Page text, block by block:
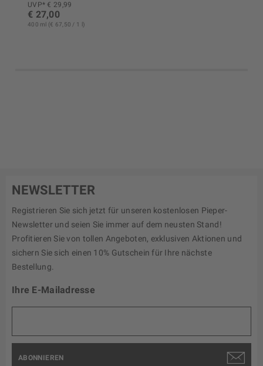
UVP* € 29,99
€ 27,00
400 ml (€ 67,50 / 1 l)
NEWSLETTER
Registrieren Sie sich jetzt für unseren kostenlosen Pieper-
Newsletter und seien Sie immer auf dem neusten Stand!
Profitieren Sie von tollen Angeboten, exklusiven Aktionen und
sichern Sie sich einen 10% Gutschein für Ihre nächste
Bestellung.
Ihre E-Mailadresse
ABONNIEREN